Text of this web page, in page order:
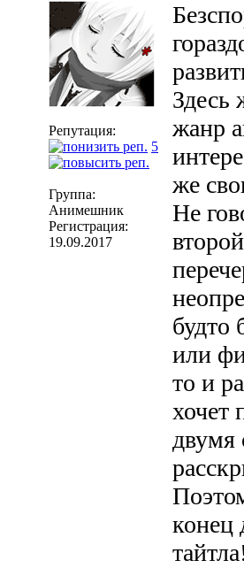
Репутация:
5
Группа:
Анимешник
Регистрация:
19.09.2017
Здесь
жанр
же
Не
будто
или
то и
хочет
двумя
конец